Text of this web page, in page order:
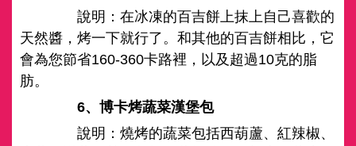
說明：在冰凍的百吉餅上抹上自己喜歡的
天然醬，烤一下就行了。和其他的百吉餅相比，它
會為您節省160-360卡路裡，以及超過10克的脂
肪。
6、博卡烤蔬菜漢堡包
說明：燒烤的蔬菜包括西葫蘆、紅辣椒、